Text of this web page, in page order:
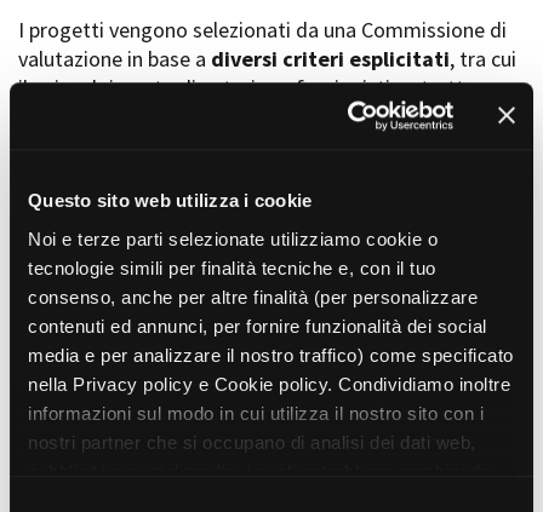
Questo sito web utilizza i cookie
Noi e terze parti selezionate utilizziamo cookie o
tecnologie simili per finalità tecniche e, con il tuo
consenso, anche per altre finalità (per personalizzare
contenuti ed annunci, per fornire funzionalità dei social
media e per analizzare il nostro traffico) come specificato
nella Privacy policy e Cookie policy. Condividiamo inoltre
informazioni sul modo in cui utilizza il nostro sito con i
nostri partner che si occupano di analisi dei dati web,
Amministrazione trasparente
Bandi e gare
Whistleblowing
I progetti vengono selezionati da una Commissione di
valutazione in base a diversi criteri esplicitati, tra cui
il coinvolgimento di autori, professionisti e strutture
torinesi e piemontesi, i co-finanziamenti e l’effettiva
diffusione attraverso molteplici canali (proiezioni in sala,
canali televisivi, homevideo, piattaforme web...).
Progetti in progress
Vedi 105 progetti in progress